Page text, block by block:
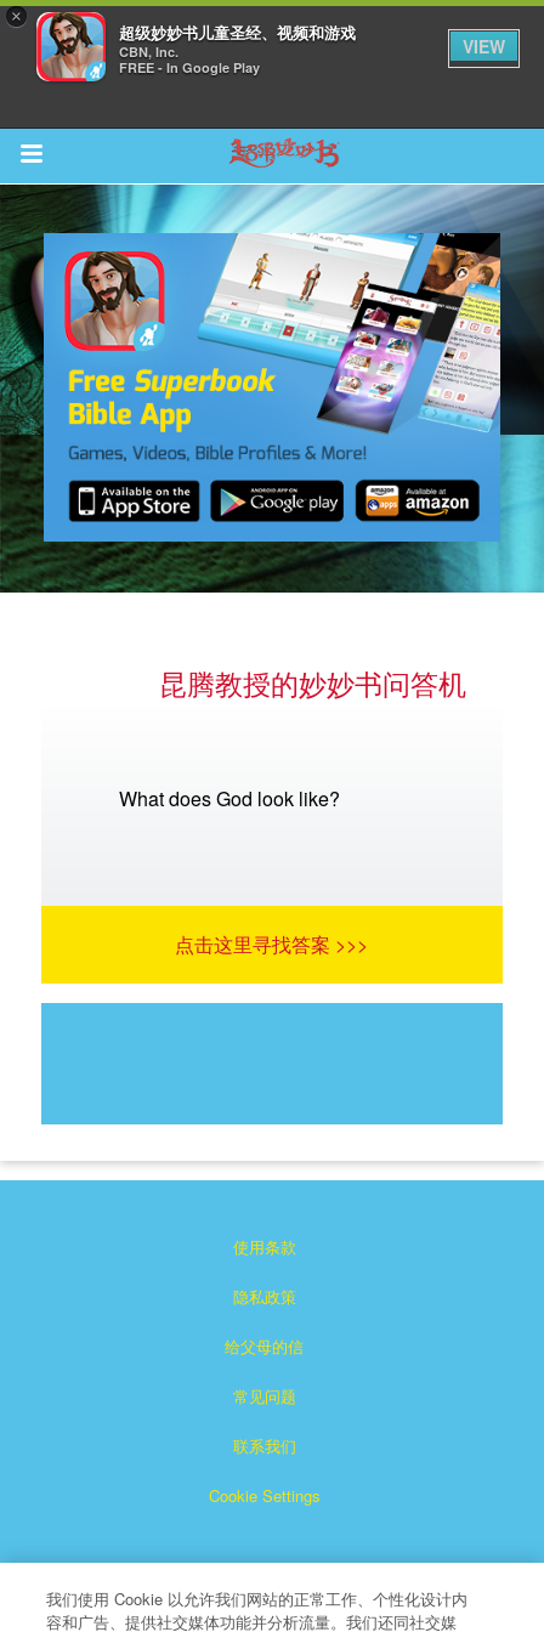
×
超级妙妙书儿童圣经、视频和游戏
CBN, Inc.
FREE - In Google Play
VIEW
Return to Content
昆腾教授的妙妙书问答机
What does God look like?
点击这里寻找答案 >>>
使用条款
隐私政策
给父母的信
常见问题
联系我们
Cookie Settings
我们使用 Cookie 以允许我们网站的正常工作、个性化设计内
容和广告、提供社交媒体功能并分析流量。我们还同社交媒